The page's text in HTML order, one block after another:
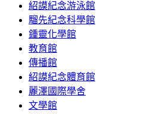
紹謨紀念游泳館
騮先紀念科學館
鍾靈化學館
教育館
傳播館
紹謨紀念體育館
麗澤國際學舍
文學館